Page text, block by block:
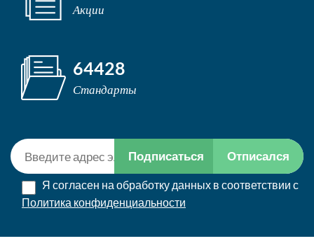
Акции
64428
Стандарты
Подписаться Отписался
Я согласен на обработку данных в соответствии с
Политика конфиденциальности